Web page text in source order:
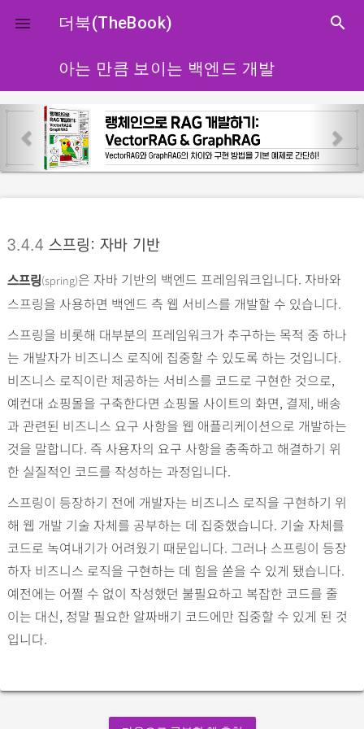
close
 더북(TheBook) search
아는 만큼 보이는 백엔드 개발
p
r
e
u
s
n
e
x
3.4.4 스프링: 자바 기반
스프링(spring)은 자바 기반의 백엔드 프레임워크입니다. 자바와
스프링을 사용하면 백엔드 측 웹 서비스를 개발할 수 있습니다.
스프링을 비롯해 대부분의 프레임워크가 추구하는 목적 중 하나
는 개발자가 비즈니스 로직에 집중할 수 있도록 하는 것입니다.
비즈니스 로직이란 제공하는 서비스를 코드로 구현한 것으로,
예컨대 쇼핑몰을 구축한다면 쇼핑몰 사이트의 화면, 결제, 배송
과 관련된 비즈니스 요구 사항을 웹 애플리케이션으로 개발하는
것을 말합니다. 즉 사용자의 요구 사항을 충족하고 해결하기 위
한 실질적인 코드를 작성하는 과정입니다.
스프링이 등장하기 전에 개발자는 비즈니스 로직을 구현하기 위
해 웹 개발 기술 자체를 공부하는 데 집중했습니다. 기술 자체를
코드로 녹여내기가 어려웠기 때문입니다. 그러나 스프링이 등장
하자 비즈니스 로직을 구현하는 데 힘을 쏟을 수 있게 됐습니다.
예전에는 어쩔 수 없이 작성했던 불필요하고 복잡한 코드를 줄
이는 대신, 정말 필요한 알짜배기 코드에만 집중할 수 있게 된 것
입니다.